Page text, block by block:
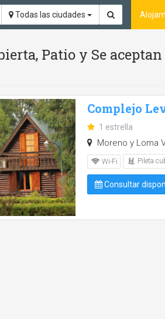
Todas las ciudades
Patio y Se
Complejo
1 estrella
Moreno y Loma
Wi-Fi Pileta
Consultar